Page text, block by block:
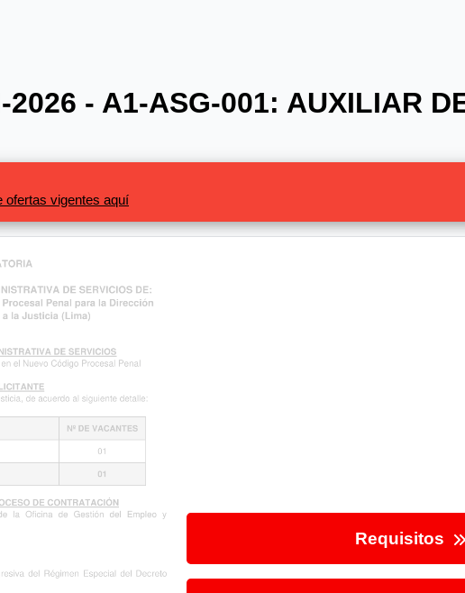
2026 - A1-ASG-001: AUXILIAR
ofertas vigentes aquí
Requisitos